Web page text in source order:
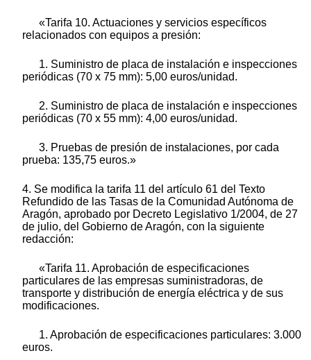
«Tarifa 10. Actuaciones y servicios específicos
relacionados con equipos a presión:
1. Suministro de placa de instalación e inspecciones
periódicas (70 x 75 mm): 5,00 euros/unidad.
2. Suministro de placa de instalación e inspecciones
periódicas (70 x 55 mm): 4,00 euros/unidad.
3. Pruebas de presión de instalaciones, por cada
prueba: 135,75 euros.»
4. Se modifica la tarifa 11 del artículo 61 del Texto
Refundido de las Tasas de la Comunidad Autónoma de
Aragón, aprobado por Decreto Legislativo 1/2004, de 27
de julio, del Gobierno de Aragón, con la siguiente
redacción:
«Tarifa 11. Aprobación de especificaciones
particulares de las empresas suministradoras, de
transporte y distribución de energía eléctrica y de sus
modificaciones.
1. Aprobación de especificaciones particulares: 3.000
euros.